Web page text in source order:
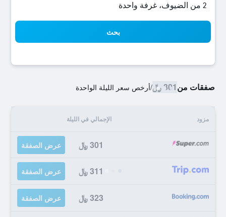
2 من الضيوف، غرفة واحدة
بحث
صفقات من301 ﷼ /أرخص سعر الليلة الواحدة
مزود الإجمالي في الليلة
301 ﷼ عرض الصفقة
311 ﷼ عرض الصفقة
323 ﷼ عرض الصفقة